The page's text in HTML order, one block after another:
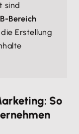
sind
Bereich
Erstellung
So